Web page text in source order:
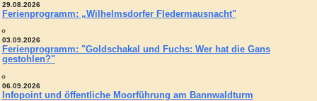
29.08.2026
Ferienprogramm: „Wilhelmsdorfer Fledermausnacht"
03.09.2026
Ferienprogramm: "Goldschakal und Fuchs: Wer hat die Gans
gestohlen?"
06.09.2026
Infopoint und öffentliche Moorführung am Bannwaldturm